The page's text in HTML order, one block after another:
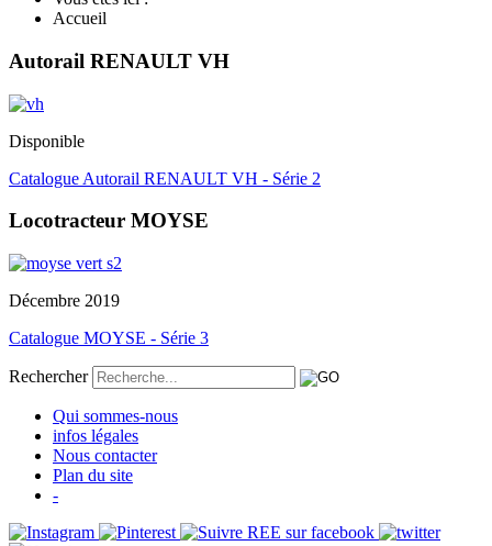
Accueil
Autorail RENAULT VH
Disponible
Catalogue Autorail RENAULT VH - Série 2
Locotracteur MOYSE
Décembre 2019
Catalogue MOYSE - Série 3
Rechercher
Qui sommes-nous
infos légales
Nous contacter
Plan du site
-